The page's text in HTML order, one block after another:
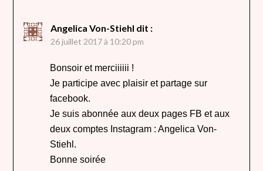
Angelica Von-Stiehl dit :
26 juillet 2017 à 10:20 pm
Bonsoir et merciiiiii !
Je participe avec plaisir et partage sur
facebook.
Je suis abonnée aux deux pages FB et aux
deux comptes Instagram : Angelica Von-
Stiehl.
Bonne soirée